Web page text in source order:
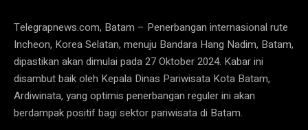
Telegrapnews.com, Batam – Penerbangan internasional rute
Incheon, Korea Selatan, menuju Bandara Hang Nadim, Batam,
dipastikan akan dimulai pada 27 Oktober 2024. Kabar ini
disambut baik oleh Kepala Dinas Pariwisata Kota Batam,
Ardiwinata, yang optimis penerbangan reguler ini akan
berdampak positif bagi sektor pariwisata di Batam.